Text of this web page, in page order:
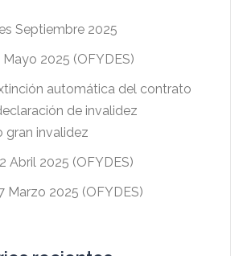
Septiembre 2025
2025 (OFYDES)
automática del contrato
de invalidez
gran invalidez
Abril 2025 (OFYDES)
Marzo 2025 (OFYDES)